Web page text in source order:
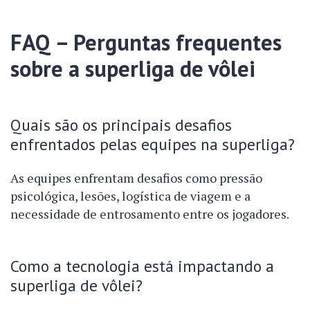
FAQ – Perguntas frequentes
sobre a superliga de vôlei
Quais são os principais desafios
enfrentados pelas equipes na superliga?
As equipes enfrentam desafios como pressão
psicológica, lesões, logística de viagem e a
necessidade de entrosamento entre os jogadores.
Como a tecnologia está impactando a
superliga de vôlei?